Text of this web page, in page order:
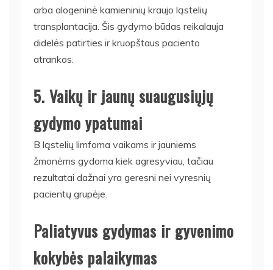
arba alogeninė kamieninių kraujo ląstelių
transplantacija. Šis gydymo būdas reikalauja
didelės patirties ir kruopštaus paciento
atrankos.
5. Vaikų ir jaunų suaugusiųjų
gydymo ypatumai
B ląstelių limfoma vaikams ir jauniems
žmonėms gydoma kiek agresyviau, tačiau
rezultatai dažnai yra geresni nei vyresnių
pacientų grupėje.
Paliatyvus gydymas ir gyvenimo
kokybės palaikymas